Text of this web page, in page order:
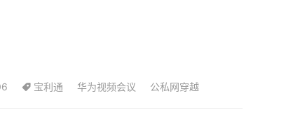
宝利通 华为视频会议 公私网穿越